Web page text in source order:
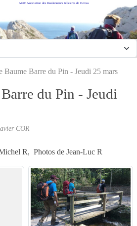
ARPF Association des Randonneurs Pédestres de Fuveau
Baume Barre du Pin - Jeudi 25 mars
du Pin - Jeudi
COR
R, Photos de Jean-Luc R